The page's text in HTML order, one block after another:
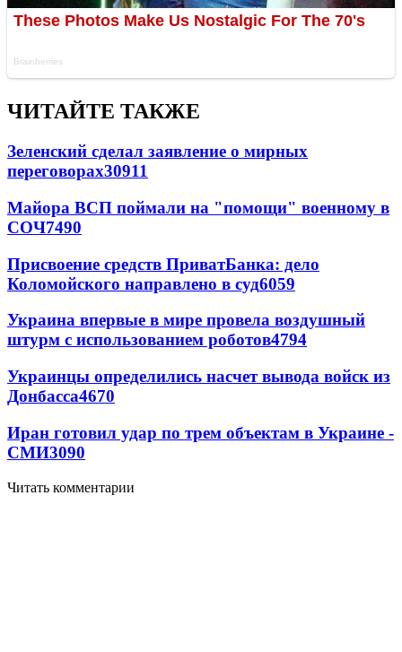
ЧИТАЙТЕ ТАКЖЕ
Зеленский сделал заявление о мирных
переговорах30911
Майора ВСП поймали на "помощи" военному в
СОЧ7490
Присвоение средств ПриватБанка: дело
Коломойского направлено в суд6059
Украина впервые в мире провела воздушный
штурм с использованием роботов4794
Украинцы определились насчет вывода войск из
Донбасса4670
Иран готовил удар по трем объектам в Украине -
СМИ3090
Читать комментарии